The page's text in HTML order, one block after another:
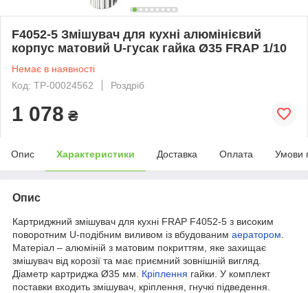
F4052-5 Змішувач для кухні алюмінієвий
корпус матовий U-гусак гайка Ø35 FRAP 1/10
Немає в наявності
Код: ТР-00024562
Роздріб
1 078 ₴
Опис Характеристики Доставка Оплата Умови
Опис
Картриджний змішувач для кухні FRAP F4052-5 з високим
поворотним U-подібним виливом із вбудованим аератором
Матеріал – алюміній з матовим покриттям, яке захищає
змішувач від корозії та має приємний зовнішній вигляд.
Діаметр картриджа Ø35 мм. Кріплення гайки. У комплект
поставки входить змішувач, кріплення, гнучкі підведення.